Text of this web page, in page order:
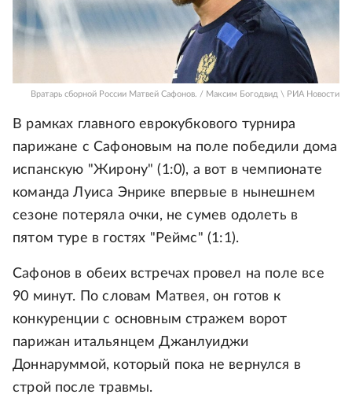
Вратарь сборной России Матвей Сафонов. / Максим Богодвид \ РИА Новости
В рамках главного еврокубкового турнира
парижане с Сафоновым на поле победили дома
испанскую "Жирону" (1:0), а вот в чемпионате
команда Луиса Энрике впервые в нынешнем
сезоне потеряла очки, не сумев одолеть в
пятом туре в гостях "Реймс" (1:1).
Сафонов в обеих встречах провел на поле все
90 минут. По словам Матвея, он готов к
конкуренции с основным стражем ворот
парижан итальянцем Джанлуиджи
Доннаруммой, который пока не вернулся в
строй после травмы.